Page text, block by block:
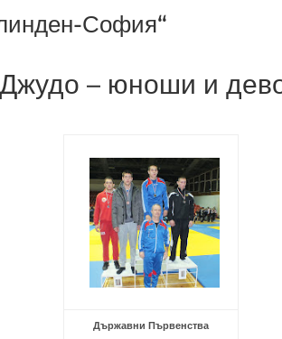
София“
– юноши и
Държавни Първенства